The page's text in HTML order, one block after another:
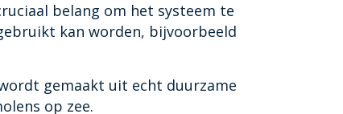
belang om het systeem te
kan worden, bijvoorbeeld
gemaakt uit echt duurzame
op zee.